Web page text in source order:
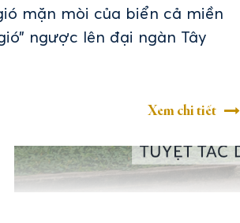
mặn mòi của biển cả miền
ngược lên đại ngàn Tây
Xem chi tiết